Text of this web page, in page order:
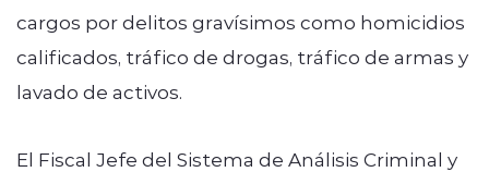
cargos por delitos gravísimos como homicidios
calificados, tráfico de drogas, tráfico de armas y
lavado de activos.
El Fiscal Jefe del Sistema de Análisis Criminal y